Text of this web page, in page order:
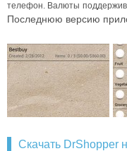
телефон. Валюты
Последнюю версию
Скачать DrShopper